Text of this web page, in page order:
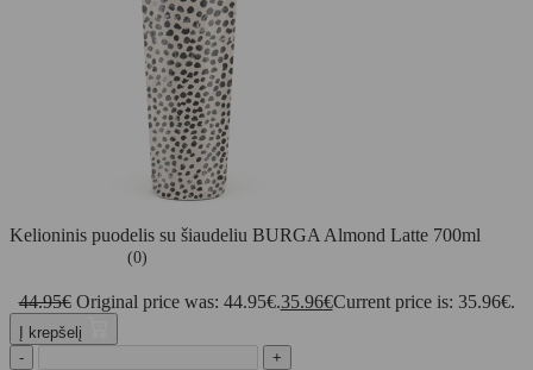
Kelioninis puodelis su šiaudeliu BURGA Almond Latte 700ml
(0)
44.95€ Original price was: 44.95€.35.96€Current price is: 35.96€.
Į krepšelį
-
+